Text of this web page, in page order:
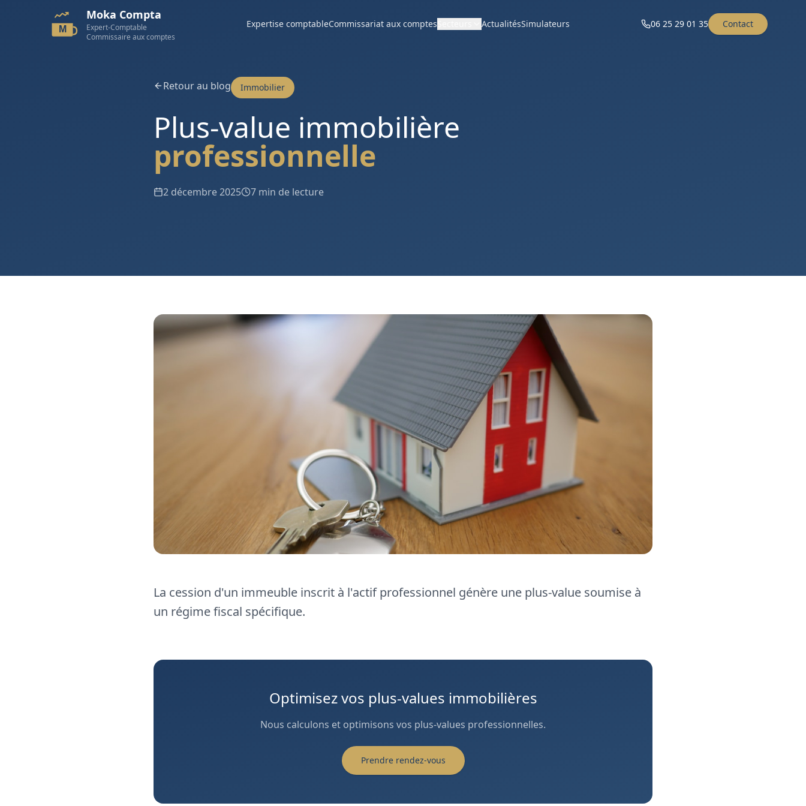
M
Moka Compta
Expert-Comptable
Commissaire aux comptes
Expertise comptableCommissariat aux comptes ActualitésSimulateurs 06 25 29 01 35 Contact
Retour au blog Immobilier
Plus-value immobilière
professionnelle
2 décembre 2025 7 min de lecture
La cession d'un immeuble inscrit à l'actif professionnel génère une plus-value soumise à
un régime fiscal spécifique.
Optimisez vos plus-values immobilières
Nous calculons et optimisons vos plus-values professionnelles.
Prendre rendez-vous